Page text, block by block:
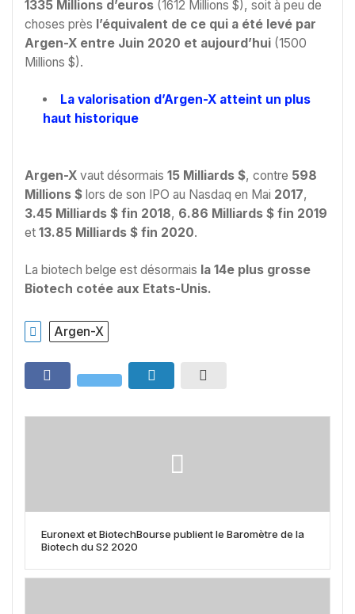
1335 Millions d’euros (1612 Millions $), soit à peu de
choses près l’équivalent de ce qui a été levé par
Argen-X entre Juin 2020 et aujourd’hui (1500
Millions $).
La valorisation d’Argen-X atteint un plus
haut historique
Argen-X vaut désormais 15 Milliards $, contre 598
Millions $ lors de son IPO au Nasdaq en Mai 2017,
3.45 Milliards $ fin 2018, 6.86 Milliards $ fin 2019
et 13.85 Milliards $ fin 2020.
La biotech belge est désormais la 14e plus grosse
Biotech cotée aux Etats-Unis.
Argen-X
Euronext et BiotechBourse publient le Baromètre de la
Biotech du S2 2020